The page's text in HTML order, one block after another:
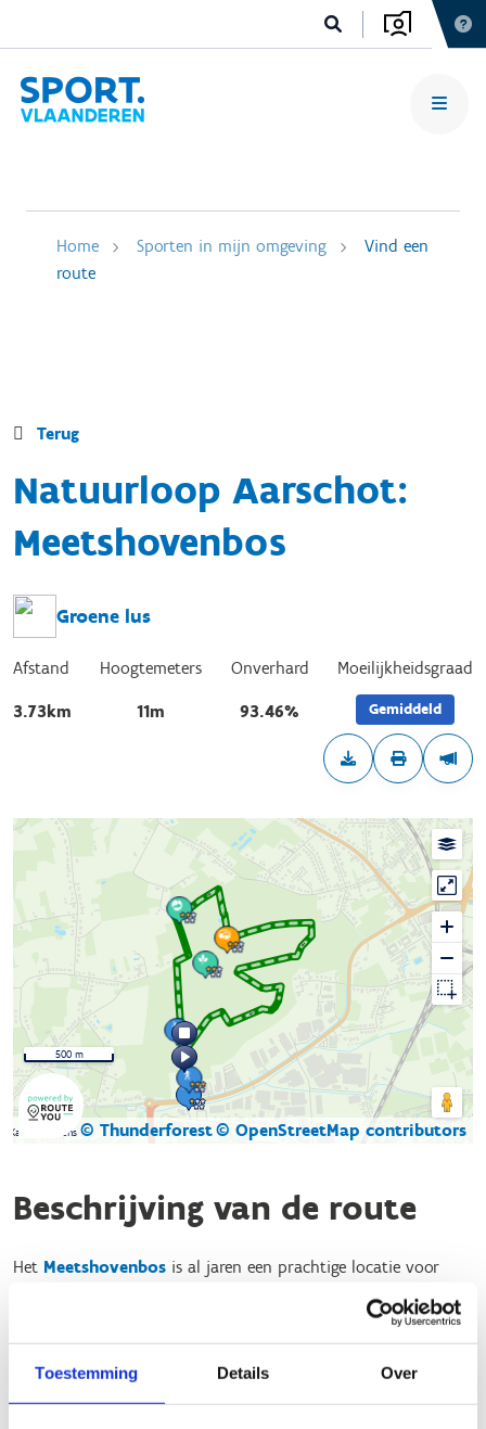
Toestemming Details Over
Home Sporten in mijn omgeving
Vind een
route
Terug
Natuurloop Aarschot:
Meetshovenbos
Groene lus
Afstand
3.73km
Hoogtemeters
11m
Onverhard
93.46%
Moeilijkheidsgraad
Gemiddeld
Kaartgegevens © Thunderforest© OpenStreetMap contributors
500 m
Beschrijving van de route
Het Meetshovenbos is al jaren een prachtige locatie voor
wandelaars en joggers. De start van de natuurloop bevindt
zich op de parking ter hoogte van het Wit Toreke, Ter
heidelaan 97, 3200 Aarschot.
Er werden maar liefst drie parcours uitgestippeld door het